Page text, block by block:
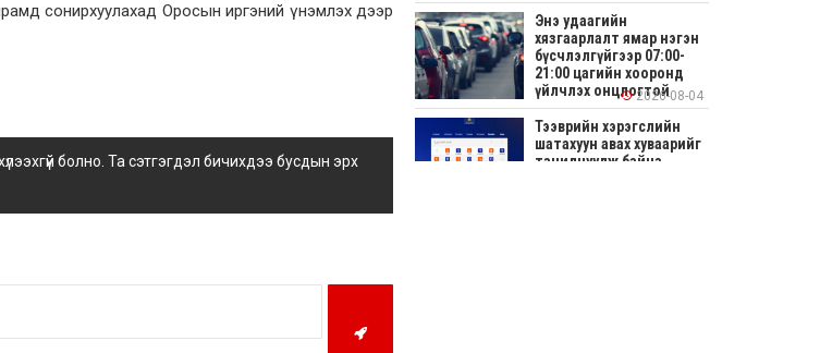
сонирхуулахад Оросын иргэний үнэмлэх дээр
болно. Та сэтгэгдэл бичихдээ бусдын эрх
Энэ удаагийн
хязгаарлалт ямар нэгэн
бүсчлэлгүйгээр 07:00-
21:00 цагийн хооронд
үйлчлэх онцлогтой2026-08-04
Тээврийн хэрэгслийн
шатахуун авах хуваарийг
танилцуулж байна